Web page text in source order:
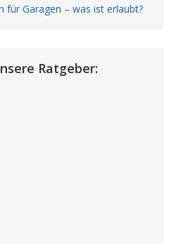
für Garagen – was ist erlaubt?
Ratgeber: